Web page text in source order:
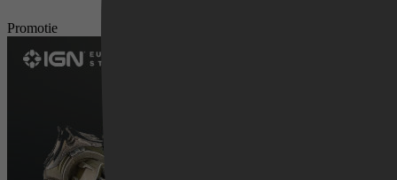
Promotie